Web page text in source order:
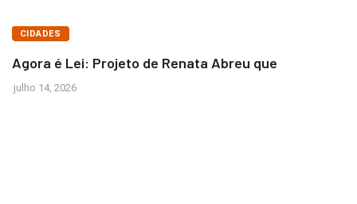
BRASÍLIA
CIDADES
Agora é Lei: Projeto de Renata Abreu que
julho 14, 2026